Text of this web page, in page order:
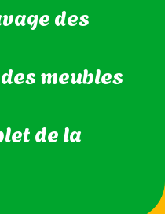
des
meubles
de la